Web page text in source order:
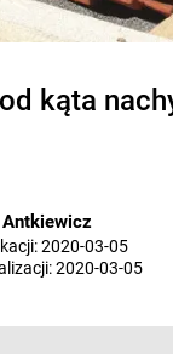
kąta
Antkiewicz
2020-03-05
2020-03-05